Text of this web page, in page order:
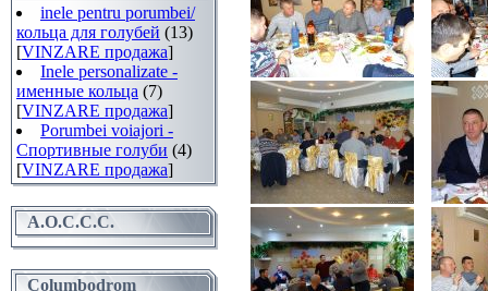
inele pentru porumbei/
кольца для голубей (13)
[VINZARE продажа]
Inele personalizate -
именные кольца (7)
[VINZARE продажа]
Porumbei voiajori -
Спортивные голуби (4)
[VINZARE продажа]
A.O.C.C.C.
Columbodrom